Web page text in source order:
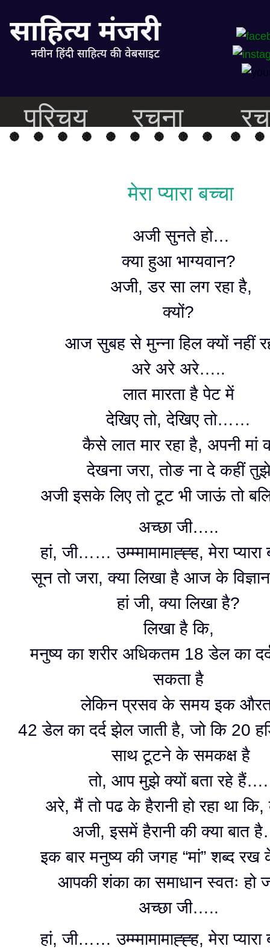
परिचय रचना
मेरा प्यारा बच्चा
अजी सुनते हो…
क्या हुआ भाग्यवान?
अजी, डर सा लग रहा है,
क्यों?
आज सुबह से मुन्ना हिल क्यों नहीं
अरे अरे अरे…..
लात मारता है पेट में
देखिए तो, देखिए तो……
कैसे लात मार रहा है, अपनी मां
देखना जरा, तोङ ना दे कहीं
अजी इसके लिए तो टूट भी जाऊं तो
अच्छा जी…..
हां, जी…… उम्म्मामामाह्ह्ह, मेरा
सून तो जरा, क्या लिखा है आज के
हां जी, क्या लिखा है?
लिखा है कि,
मनुष्य का शरीर अधिकतम 18 डेल का
सकता है
लेकिन प्रसव के समय इक
42 डेल का दर्द झेल जाती है, जो कि 20
साथ टूटने के समकक्ष है
तो, आप मुझे क्यों बता रहे
अरे, मैं तो पढ के हैरानी हो रहा था
अजी, इसमें हैरानी की क्या बात
इक बार मनुष्य की जगह “मां” शब्द
आपकी शंका का समाधान स्वतः हो
अच्छा जी…..
हां, जी…… उम्म्मामामाह्ह्ह, मेरा